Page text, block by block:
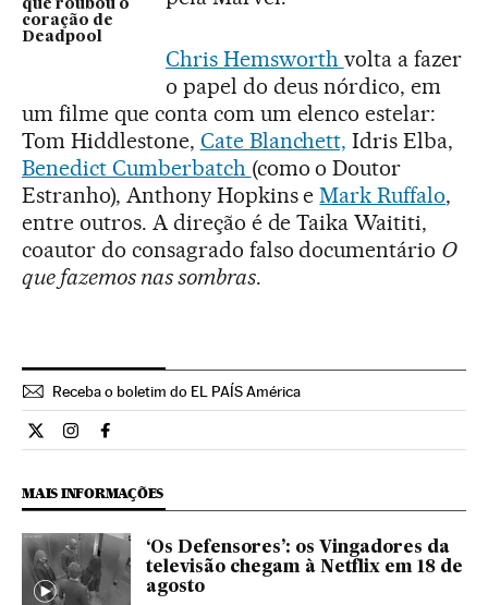
que roubou o
coração de
Deadpool
Chris Hemsworth volta a fazer
o papel do deus nórdico, em
um filme que conta com um elenco estelar:
Tom Hiddlestone, Cate Blanchett, Idris Elba,
Benedict Cumberbatch (como o Doutor
Estranho), Anthony Hopkins eMark Ruffalo,
entre outros. A direção é de Taika Waititi,
coautor do consagrado falso documentário O
que fazemos nas sombras.
Receba o boletim do EL PAÍS América
Cultura El País Brasil en Twitter
Cultura El País Brasil en Instagram
Cultura El País Brasil en Facebook
MAIS INFORMAÇÕES
‘Os Defensores’: os Vingadores da
televisão chegam à Netflix em 18 de
agosto